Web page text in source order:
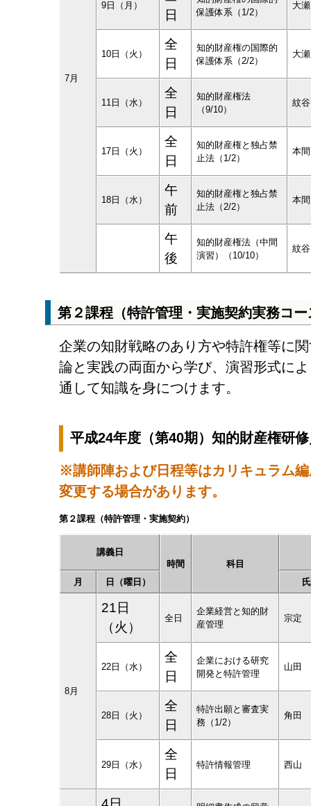
7月
9日（月）
日
保護体系（1/2）
大
10日（火）
全
日
知的財産権の国際的
保護体系（2/2）
大
11日（水）
全
日
知的財産権法
（9/10）
紋
17日（火）
全
日
知的財産権と独占禁
止法（1/2）
本
18日（水）
午
前
知的財産権と独占禁
止法（2/2）
本
午
後
知的財産権法（中間
演習）（10/10）
紋
第２課程（特許管理・実施契約実務コー
企業の知財戦略のあり方や特許権等に
論と実践の両面から学び、演習形式に
通して知識を身につけます。
平成24年度（第40期）知的財産権研
※講師陣および日程等はカリキュラム
変更する場合があります。
第２課程（特許管理・実施契約）
講義日
時間
科目
月
日（曜日）
8月
21日
（火）
全日
企業経営と知的財
産管理
宗
22日（水）
全
日
企業における研究
開発と特許管理
山田
28日（火）
全
日
特許出願と審査実
務（1/2）
角田
29日（水）
全
日
特許情報管理 西山